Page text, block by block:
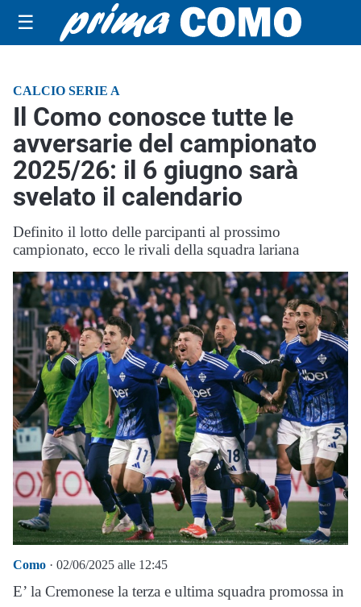
☰
CALCIO SERIE A
Il Como conosce tutte le
avversarie del campionato
2025/26: il 6 giugno sarà
svelato il calendario
Definito il lotto delle parcipanti al prossimo
campionato, ecco le rivali della squadra lariana
Como · 02/06/2025 alle 12:45
E’ la Cremonese la terza e ultima squadra promossa in